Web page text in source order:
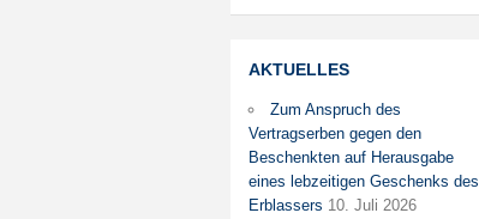
AKTUELLES
Zum Anspruch des
Vertragserben gegen den
Beschenkten auf Herausgabe
eines lebzeitigen Geschenks des
Erblassers 10. Juli 2026